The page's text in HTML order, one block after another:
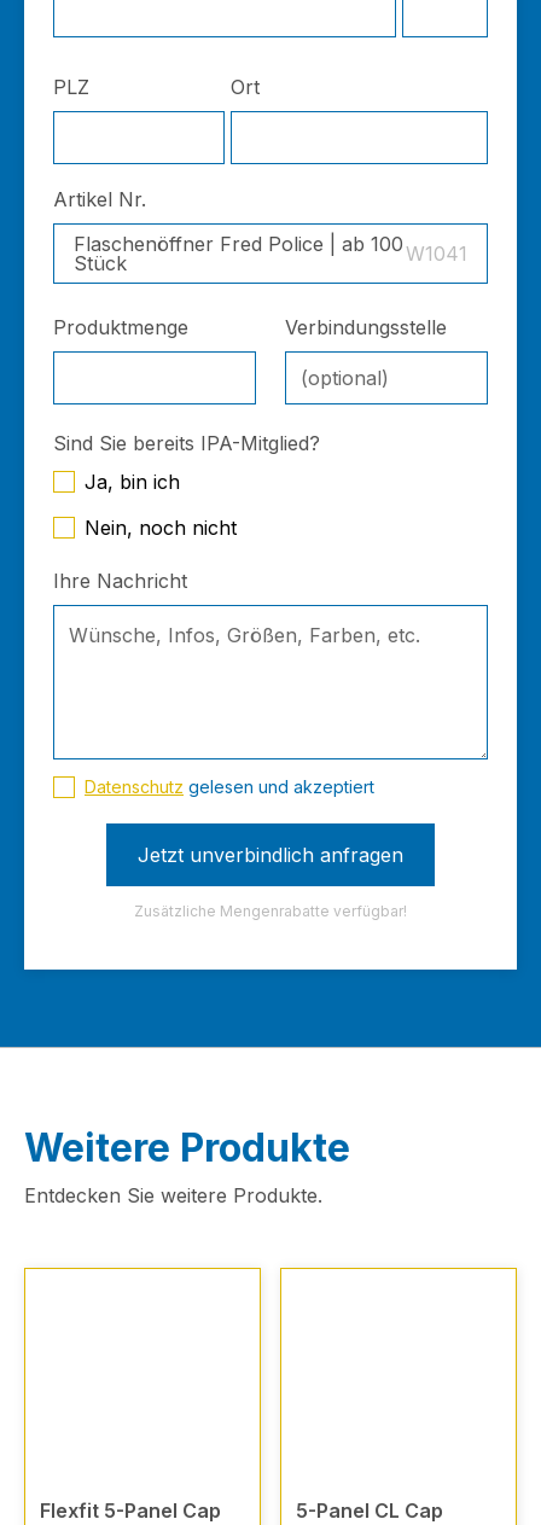
PLZ Ort
Artikel Nr.
Flaschenöffner Fred Police | ab 100
Stück
W1041
Produktmenge Verbindungsstelle
Sind Sie bereits IPA-Mitglied?
Ja, bin ich
Nein, noch nicht
Ihre Nachricht
Datenschutz gelesen und akzeptiert
Zusätzliche Mengenrabatte verfügbar!
Weitere Produkte
Entdecken Sie weitere Produkte.
Flexfit 5-Panel Cap
5-Panel CL Cap